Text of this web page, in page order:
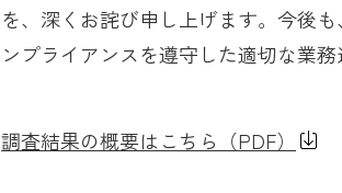
を、深くお詫び申し上げます。今後
ンプライアンスを遵守した適切な業務
調査結果の概要はこちら（PDF）